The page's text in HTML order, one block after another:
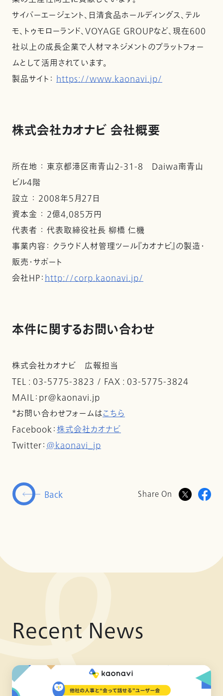
サイバーエージェント、日清食品ホールディングス、テル
モ、トゥモローランド、VOYAGE GROUPなど、現在600
社以上の成長企業で人材マネジメントのプラットフォー
ムとして活用されています。
製品サイト： https://www.kaonavi.jp/
株式会社カオナビ 会社概要
所在地 ： 東京都港区南青山2-31-8 Daiwa南青山
ビル4階
設立 ： 2008年5月27日
資本金 ： 2億4,085万円
代表者 ： 代表取締役社長 柳橋 仁機
事業内容： クラウド人材管理ツール『カオナビ』の製造・
販売・サポート
会社HP： http://corp.kaonavi.jp/
本件に関するお問い合わせ
株式会社カオナビ 広報担当
TEL : 03-5775-3823 / FAX : 03-5775-3824
MAIL：pr@kaonavi.jp
*お問い合わせフォームはこちら
Facebook： 株式会社カオナビ
Twitter： @kaonavi_jp
Back Share On
Recent News